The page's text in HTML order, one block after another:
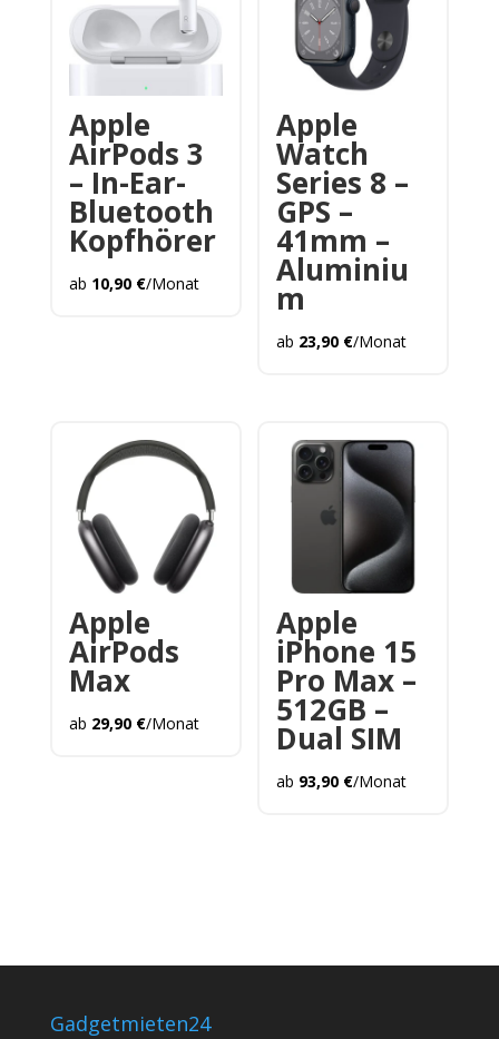
Apple
AirPods 3
– In-Ear-
Bluetooth
Kopfhörer
ab 10,90 €/Monat
Apple
Watch
Series 8 –
GPS –
41mm –
Aluminiu
m
ab 23,90 €/Monat
Apple
AirPods
Max
ab 29,90 €/Monat
Apple
iPhone 15
Pro Max –
512GB –
Dual SIM
ab 93,90 €/Monat
Gadgetmieten24